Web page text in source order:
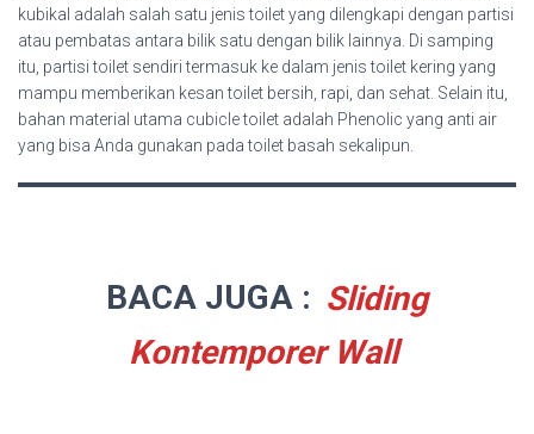
kubikal adalah salah satu jenis toilet yang dilengkapi dengan partisi
atau pembatas antara bilik satu dengan bilik lainnya. Di samping
itu, partisi toilet sendiri termasuk ke dalam jenis toilet kering yang
mampu memberikan kesan toilet bersih, rapi, dan sehat. Selain itu,
bahan material utama cubicle toilet adalah Phenolic yang anti air
yang bisa Anda gunakan pada toilet basah sekalipun.
BACA JUGA : Sliding
Kontemporer Wall